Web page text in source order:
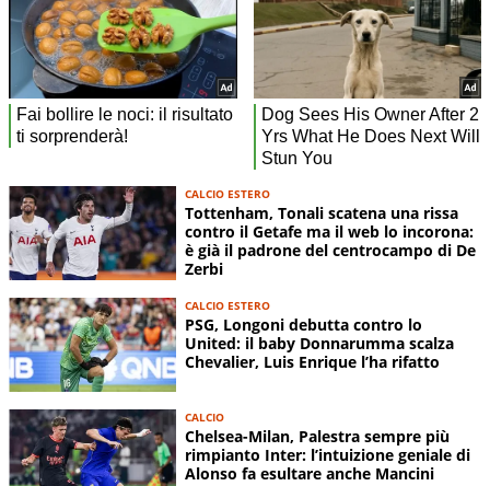
CALCIO ESTERO
Tottenham, Tonali scatena una rissa
contro il Getafe ma il web lo incorona:
è già il padrone del centrocampo di De
Zerbi
CALCIO ESTERO
PSG, Longoni debutta contro lo
United: il baby Donnarumma scalza
Chevalier, Luis Enrique l’ha rifatto
CALCIO
Chelsea-Milan, Palestra sempre più
rimpianto Inter: l’intuizione geniale di
Alonso fa esultare anche Mancini